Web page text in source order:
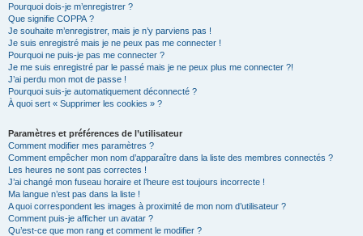
Pourquoi dois-je m’enregistrer ?
Que signifie COPPA ?
Je souhaite m’enregistrer, mais je n’y parviens pas !
Je suis enregistré mais je ne peux pas me connecter !
Pourquoi ne puis-je pas me connecter ?
Je me suis enregistré par le passé mais je ne peux plus me connecter ?!
J’ai perdu mon mot de passe !
Pourquoi suis-je automatiquement déconnecté ?
À quoi sert « Supprimer les cookies » ?
Paramètres et préférences de l’utilisateur
Comment modifier mes paramètres ?
Comment empêcher mon nom d’apparaître dans la liste des membres connectés ?
Les heures ne sont pas correctes !
J’ai changé mon fuseau horaire et l’heure est toujours incorrecte !
Ma langue n’est pas dans la liste !
A quoi correspondent les images à proximité de mon nom d’utilisateur ?
Comment puis-je afficher un avatar ?
Qu’est-ce que mon rang et comment le modifier ?